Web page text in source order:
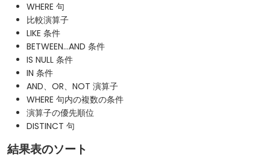
WHERE 句
比較演算子
LIKE 条件
BETWEEN...AND 条件
IS NULL 条件
IN 条件
AND、OR、NOT 演算子
WHERE 句内の複数の条件
演算子の優先順位
DISTINCT 句
結果表のソート